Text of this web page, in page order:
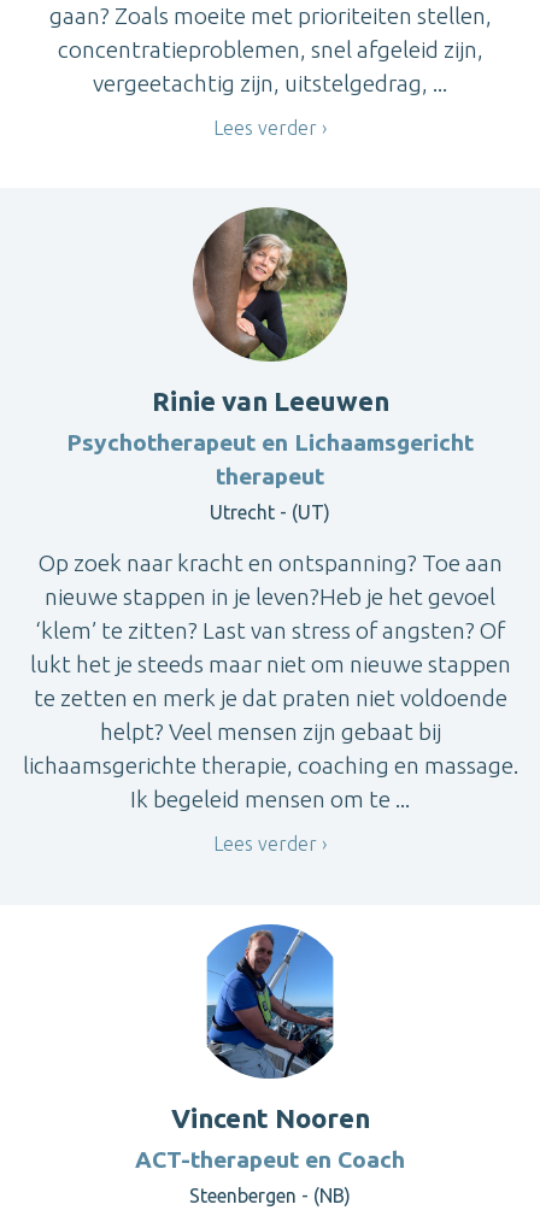
gaan? Zoals moeite met prioriteiten stellen,
concentratieproblemen, snel afgeleid zijn,
vergeetachtig zijn, uitstelgedrag, ...
Lees verder
Rinie van Leeuwen
Psychotherapeut en Lichaamsgericht
therapeut
Utrecht - (UT)
Op zoek naar kracht en ontspanning? Toe aan
nieuwe stappen in je leven?Heb je het gevoel
‘klem’ te zitten? Last van stress of angsten? Of
lukt het je steeds maar niet om nieuwe stappen
te zetten en merk je dat praten niet voldoende
helpt? Veel mensen zijn gebaat bij
lichaamsgerichte therapie, coaching en massage.
Ik begeleid mensen om te ...
Lees verder
Vincent Nooren
ACT-therapeut en Coach
Steenbergen - (NB)